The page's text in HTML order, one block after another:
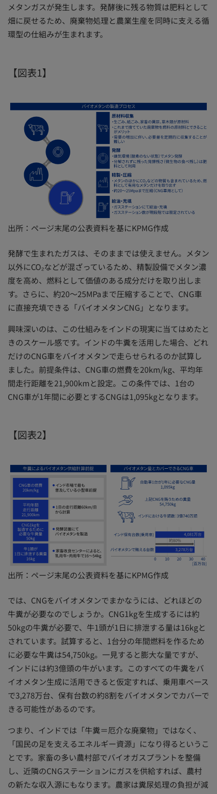
メタンガスが発生します。発酵後に残る物質は肥料として
畑に戻せるため、廃棄物処理と農業生産を同時に支える循
環型の仕組みが生まれます。
【図表1】
出所：ページ末尾の公表資料を基にKPMG作成
発酵で生まれたガスは、そのままでは使えません。メタン
以外にCO₂などが混ざっているため、精製設備でメタン濃
度を高め、燃料として価値のある成分だけを取り出しま
す。さらに、約20～25MPaまで圧縮することで、CNG車
に直接充填できる「バイオメタンCNG」となります。
興味深いのは、この仕組みをインドの現実に当てはめたと
きのスケール感です。インドの牛糞を活用した場合、どれ
だけのCNG車をバイオメタンで走らせられるのか試算し
ました。前提条件は、CNG車の燃費を20km/kg、平均年
間走行距離を21,900kmと設定。この条件では、1台の
CNG車が1年間に必要とするCNGは1,095kgとなります。
【図表2】
出所：ページ末尾の公表資料を基にKPMG作成
では、CNGをバイオメタンでまかなうには、どれほどの
牛糞が必要なのでしょうか。CNG1kgを生成するには約
50kgの牛糞が必要で、牛1頭が1日に排泄する量は16kgと
されています。試算すると、1台分の年間燃料を作るため
に必要な牛糞は54,750kg。一見すると膨大な量ですが、
インドには約3億頭の牛がいます。このすべての牛糞をバ
イオメタン生成に活用できると仮定すれば、乗用車ベース
で3,278万台、保有台数の約8割をバイオメタンでカバーで
きる可能性があるのです。
つまり、インドでは「牛糞＝厄介な廃棄物」ではなく、
「国民の足を支えるエネルギー資源」になり得るというこ
とです。家畜の多い農村部でバイオガスプラントを整備
し、近隣のCNGステーションにガスを供給すれば、農村
の新たな収入源にもなります。農家は糞尿処理の負担が減